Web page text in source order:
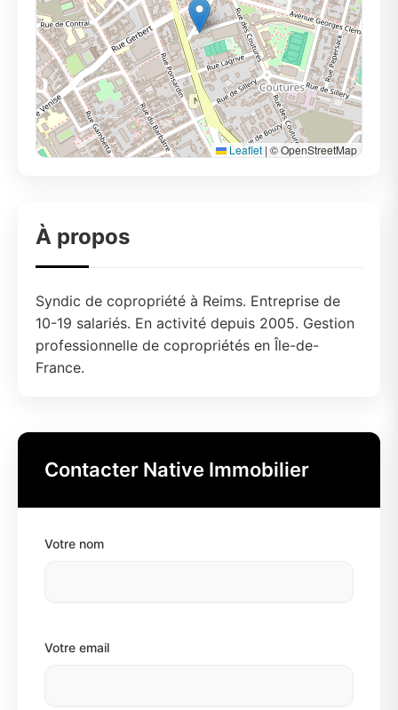
Leaflet | © OpenStreetMap
À propos
Syndic de copropriété à Reims. Entreprise de
10-19 salariés. En activité depuis 2005. Gestion
professionnelle de copropriétés en Île-de-
France.
Contacter Native Immobilier
Votre nom
Votre email